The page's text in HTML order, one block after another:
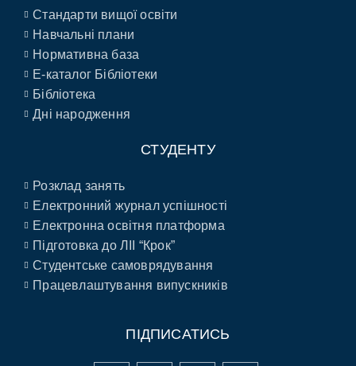
Стандарти вищої освіти
Навчальні плани
Нормативна база
E-каталог Бібліотеки
Бібліотека
Дні народження
СТУДЕНТУ
Розклад занять
Електронний журнал успішності
Електронна освітня платформа
Підготовка до ЛІІ “Крок”
Студентське самоврядування
Працевлаштування випускників
ПІДПИСАТИСЬ